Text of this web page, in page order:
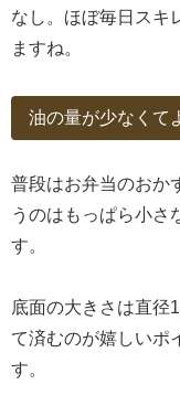
なし。ほぼ毎日スキ
ますね。
油の量が少なくて
普段はお弁当のおか
うのはもっぱら小さ
す。
底面の大きさは直径
て済むのが嬉しいポ
す。